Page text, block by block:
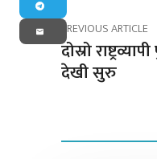
PREVIOUS ARTICLE
दोस्रो
देखी सुरु
Telegram
Email